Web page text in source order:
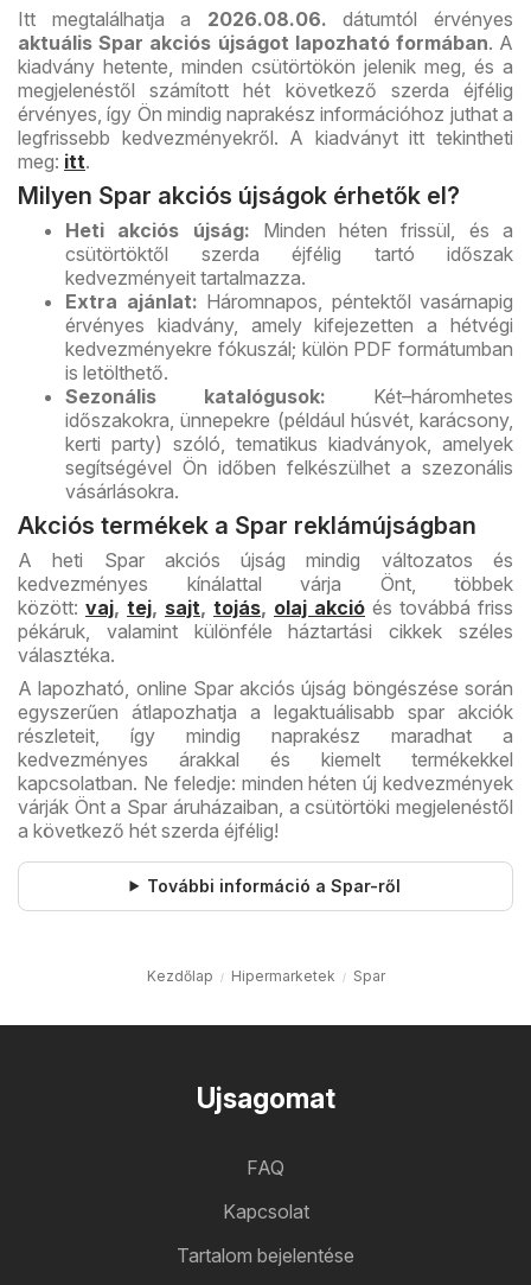
Itt megtalálhatja a 2026.08.06. dátumtól érvényes
aktuális Spar akciós újságot lapozható formában. A
kiadvány hetente, minden csütörtökön jelenik meg, és a
megjelenéstől számított hét következő szerda éjfélig
érvényes, így Ön mindig naprakész információhoz juthat a
legfrissebb kedvezményekről. A kiadványt itt tekintheti
meg: itt.
Milyen Spar akciós újságok érhetők el?
Heti akciós újság: Minden héten frissül, és a
csütörtöktől szerda éjfélig tartó időszak
kedvezményeit tartalmazza.
Extra ajánlat: Háromnapos, péntektől vasárnapig
érvényes kiadvány, amely kifejezetten a hétvégi
kedvezményekre fókuszál; külön PDF formátumban
is letölthető.
Sezonális katalógusok: Két–háromhetes
időszakokra, ünnepekre (például húsvét, karácsony,
kerti party) szóló, tematikus kiadványok, amelyek
segítségével Ön időben felkészülhet a szezonális
vásárlásokra.
Akciós termékek a Spar reklámújságban
A heti Spar akciós újság mindig változatos és
kedvezményes kínálattal várja Önt, többek
között: vaj, tej, sajt, tojás, olaj akció és továbbá friss
pékáruk, valamint különféle háztartási cikkek széles
választéka.
A lapozható, online Spar akciós újság böngészése során
egyszerűen átlapozhatja a legaktuálisabb spar akciók
részleteit, így mindig naprakész maradhat a
kedvezményes árakkal és kiemelt termékekkel
kapcsolatban. Ne feledje: minden héten új kedvezmények
várják Önt a Spar áruházaiban, a csütörtöki megjelenéstől
a következő hét szerda éjfélig!
További információ a Spar-ről
Kezdőlap Hipermarketek Spar
Ujsagomat
FAQ
Kapcsolat
Tartalom bejelentése